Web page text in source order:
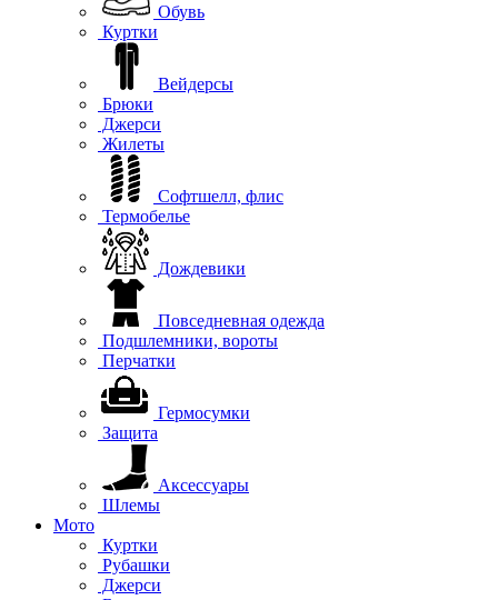
Обувь
Куртки
Вейдерсы
Брюки
Джерси
Жилеты
Софтшелл, флис
Термобелье
Дождевики
Повседневная одежда
Подшлемники, вороты
Перчатки
Гермосумки
Защита
Аксессуары
Шлемы
Мото
Куртки
Рубашки
Джерси